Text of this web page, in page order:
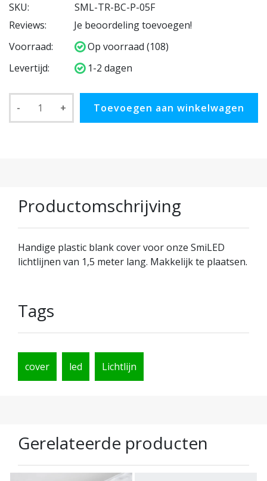
SKU:
SML-TR-BC-P-05F
Reviews:
Je beoordeling toevoegen!
Voorraad:
Op voorraad (108)
Levertijd:
1-2 dagen
- + Toevoegen aan winkelwagen
Productomschrijving
Handige plastic blank cover voor onze SmiLED
lichtlijnen van 1,5 meter lang. Makkelijk te plaatsen.
Tags
cover led Lichtlijn
Gerelateerde producten